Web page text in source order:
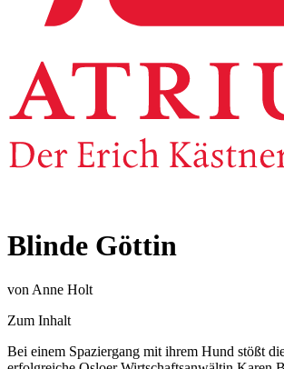
Blinde Göttin
von Anne Holt
Zum Inhalt
Bei einem Spaziergang mit ihrem Hund stößt